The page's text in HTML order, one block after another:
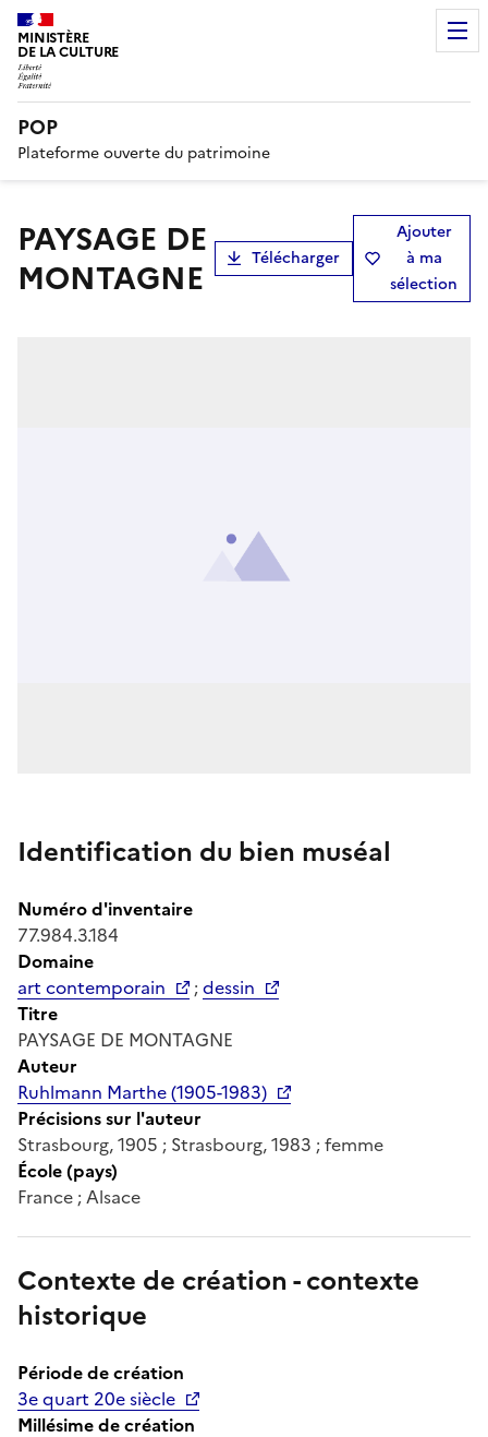
MINISTÈRE
DE LA CULTURE
POP
Plateforme ouverte du patrimoine
PAYSAGE DE
MONTAGNE
Télécharger
Ajouter
à ma
sélection
Identification du bien muséal
Numéro d'inventaire
77.984.3.184
Domaine
art contemporain
;dessin
Titre
PAYSAGE DE MONTAGNE
Auteur
Ruhlmann Marthe (1905-1983)
Précisions sur l'auteur
Strasbourg, 1905 ; Strasbourg, 1983 ; femme
École (pays)
France ; Alsace
Contexte de création - contexte
historique
Période de création
3e quart 20e siècle
Millésime de création